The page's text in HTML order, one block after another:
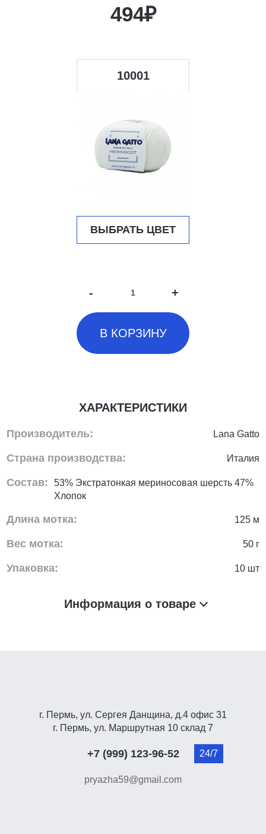
494₽
10001
ВЫБРАТЬ ЦВЕТ
- +
В КОРЗИНУ
Информация о товаре
ХАРАКТЕРИСТИКИ
Производитель: Lana Gatto
Страна производства: Италия
Состав:
53% Экстратонкая мериносовая шерсть 47%
Хлопок
Длина мотка: 125 м
Вес мотка: 50 г
Упаковка: 10 шт
г. Пермь, ул. Сергея Данщина, д.4 офис 31
г. Пермь, ул. Маршрутная 10 склад 7
+7 (999) 123-96-52
pryazha59@gmail.com